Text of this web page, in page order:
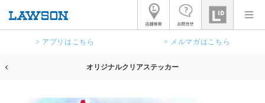
> アプリはこちら > メルマガはこちら
オリジナルクリアステッカー